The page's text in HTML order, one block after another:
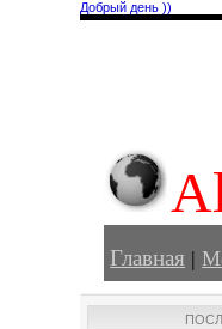
Добрый день ))
Главная |